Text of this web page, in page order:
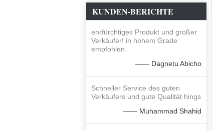
KUNDEN-BERICHTE
ehrfürchtiges Produkt und großer
Verkäufer! in hohem Grade
empfohlen.
—— Dagnetu Abicho
Schneller Service des guten
Verkäufers und gute Qualität hings
—— Muhammad Shahid